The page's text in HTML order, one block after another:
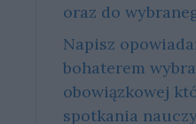
oraz do
Napisz
bohaterem
obowiązkowej
spotkania